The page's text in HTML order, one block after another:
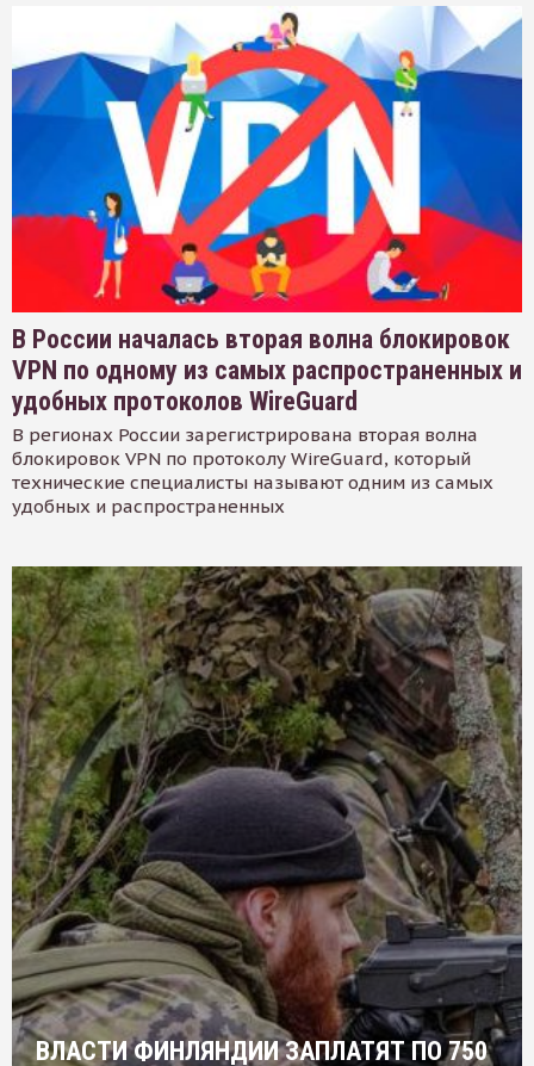
В России началась вторая волна блокировок
VPN по одному из самых распространенных и
удобных протоколов WireGuard
В регионах России зарегистрирована вторая волна
блокировок VPN по протоколу WireGuard, который
технические специалисты называют одним из самых
удобных и распространенных
ВЛАСТИ ФИНЛЯНДИИ ЗАПЛАТЯТ ПО 750